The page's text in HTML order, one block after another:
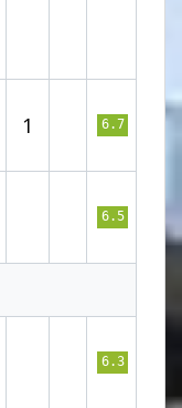
1 6.7
6.5
6.3